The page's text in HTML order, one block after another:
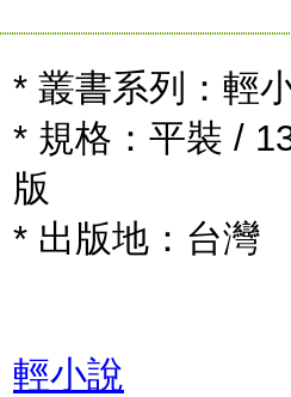
* 叢書系列：輕
* 規格：平裝 /
版
* 出版地：台灣
輕小說